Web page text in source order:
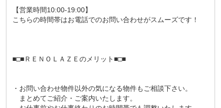
【営業時間10:00-19:00】
こちらの時間帯はお電話でのお問い合わせがスムーズです！
■□■ＲＥＮＯＬＡＺＥのメリット■□■
・お問い合わせ物件以外の気になる物件もご相談下さい。
まとめてご紹介・ご案内いたします。